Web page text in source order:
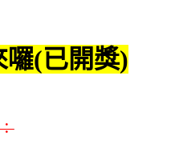
囉(已開獎)